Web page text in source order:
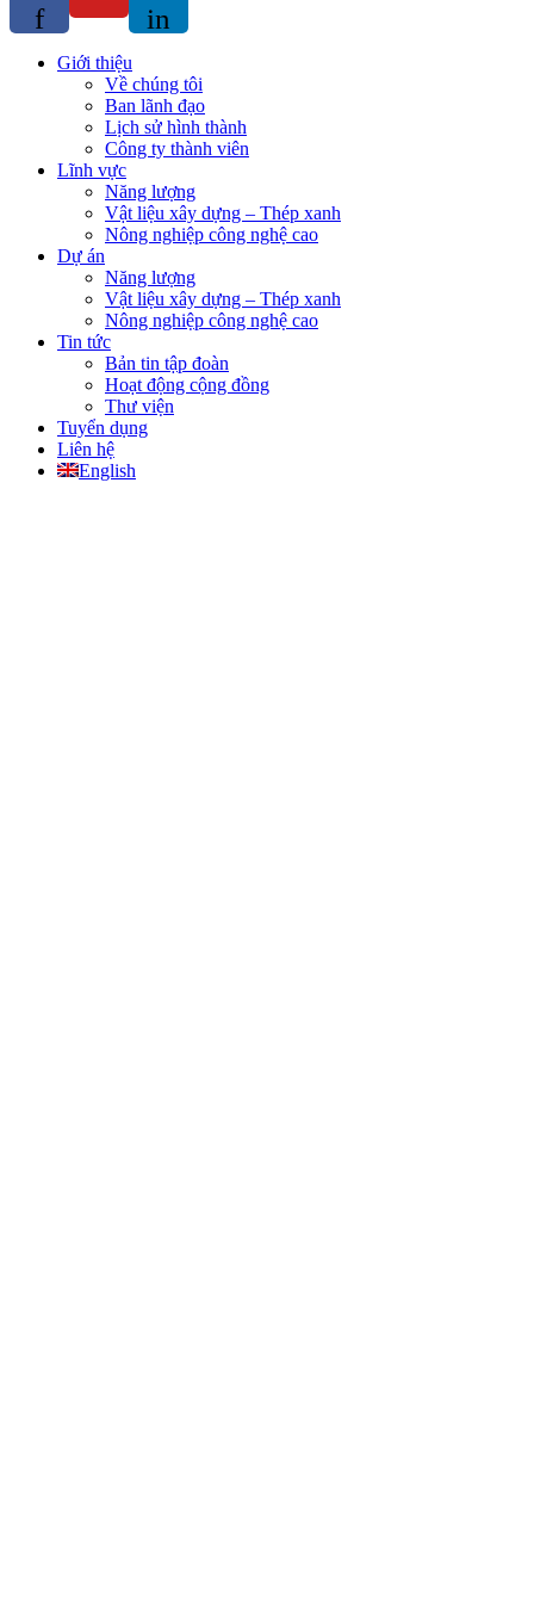
f
in
Giới thiệu
Về chúng tôi
Ban lãnh đạo
Lịch sử hình thành
Công ty thành viên
Lĩnh vực
Năng lượng
Vật liệu xây dựng – Thép xanh
Nông nghiệp công nghệ cao
Dự án
Năng lượng
Vật liệu xây dựng – Thép xanh
Nông nghiệp công nghệ cao
Tin tức
Bản tin tập đoàn
Hoạt động cộng đồng
Thư viện
Tuyển dụng
Liên hệ
English